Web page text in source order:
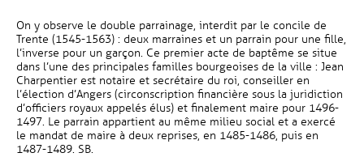
On y observe le double parrainage, interdit par le concile de
Trente (1545-1563) : deux marraines et un parrain pour une fille,
l’inverse pour un garçon. Ce premier acte de baptême se situe
dans l’une des principales familles bourgeoises de la ville : Jean
Charpentier est notaire et secrétaire du roi, conseiller en
l’élection d’Angers (circonscription financière sous la juridiction
d’officiers royaux appelés élus) et finalement maire pour 1496-
1497. Le parrain appartient au même milieu social et a exercé
le mandat de maire à deux reprises, en 1485-1486, puis en
1487-1489. SB.